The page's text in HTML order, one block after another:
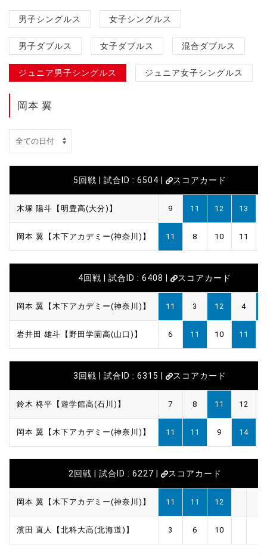
男子シングルス 女子シングルス
男子ダブルス 女子ダブルス 混合ダブルス
ジュニア男子シングルス ジュニア女子シングルス
岡本 翼
5回戦 | 試合ID : 6504 | スコアカード
木塚 陽斗【明豊高(大分)】 9 11 12 13
岡本 翼【木下アカデミー(神奈川)】 11 8 10 11
4回戦 | 試合ID : 6408 | スコアカード
岡本 翼【木下アカデミー(神奈川)】 11 3 12 4
岩井田 雄斗【野田学園高(山口)】 6 11 10 11
3回戦 | 試合ID : 6315 | スコアカード
鈴木 柊平【遊学館高(石川)】 7 8 11 12
岡本 翼【木下アカデミー(神奈川)】 11 11 9 14
2回戦 | 試合ID : 6227 | スコアカード
岡本 翼【木下アカデミー(神奈川)】 11 11 12
濱田 直人【北科大高(北海道)】 3 6 10